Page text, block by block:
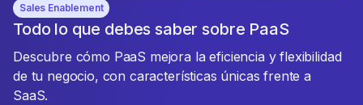
Sales Enablement
Todo lo que debes saber sobre PaaS
Descubre cómo PaaS mejora la eficiencia y flexibilidad
de tu negocio, con características únicas frente a
SaaS.